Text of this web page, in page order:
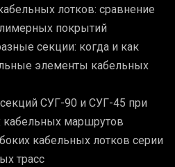
лотков: сравнение
покрытий
секции: когда и как
элементы кабельных
СУГ-90 и СУГ-45 при
кабельных маршрутов
кабельных лотков серии
трасс